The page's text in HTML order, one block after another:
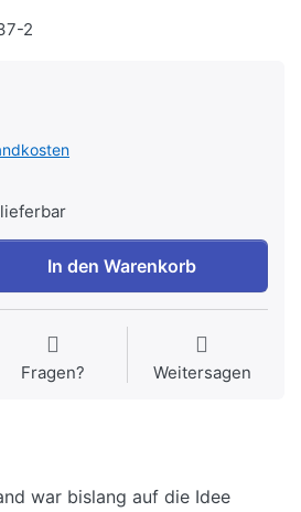
2
In den Warenkorb
Fragen? Weitersagen
war bislang auf die Idee